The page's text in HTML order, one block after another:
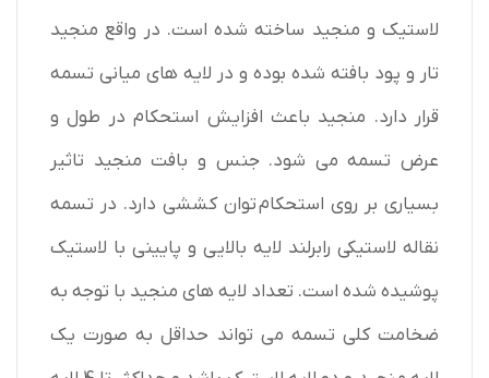
لاستیک و منجید ساخته شده است. در واقع منجید
تار و پود بافته شده بوده و در لایه های میانی تسمه
قرار دارد. منجید باعث افزایش استحکام در طول و
عرض تسمه می شود. جنس و بافت منجید تاثیر
بسیاری بر روی استحکام توان کششی دارد. در تسمه
نقاله لاستیکی رابرلند لایه بالایی و پایینی با لاستیک
پوشیده شده است. تعداد لایه های منجید با توجه به
ضخامت کلی تسمه می تواند حداقل به صورت یک